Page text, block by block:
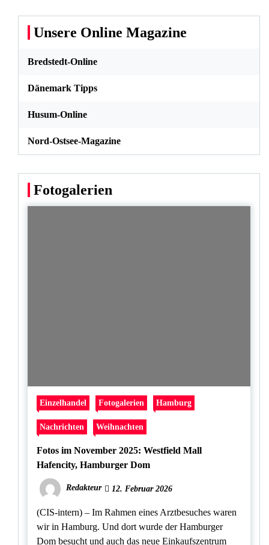
Unsere Online Magazine
Bredstedt-Online
Dänemark Tipps
Husum-Online
Nord-Ostsee-Magazine
Fotogalerien
Einzelhandel Fotogalerien Hamburg
Nachrichten Weihnachten
Fotos im November 2025: Westfield Mall
Hafencity, Hamburger Dom
Redakteur 12. Februar 2026
(CIS-intern) – Im Rahmen eines Arztbesuches waren
wir in Hamburg. Und dort wurde der Hamburger
Dom besucht und auch das neue Einkaufszentrum